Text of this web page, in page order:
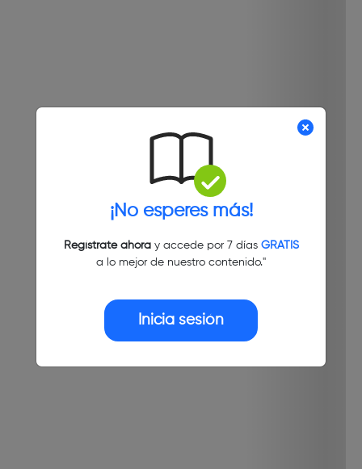
¡No esperes más!
Regístrate ahoray accede por 7 días GRATIS
a lo mejor de nuestro contenido."
Inicia sesión